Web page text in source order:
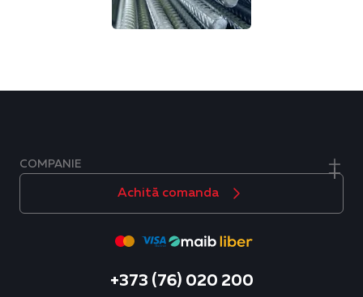
COMPANIE
Achită comanda
+373 (76) 020 200